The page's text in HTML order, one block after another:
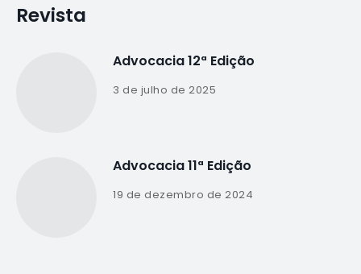
Revista
Advocacia 12ª Edição
3 de julho de 2025
Advocacia 11ª Edição
19 de dezembro de 2024